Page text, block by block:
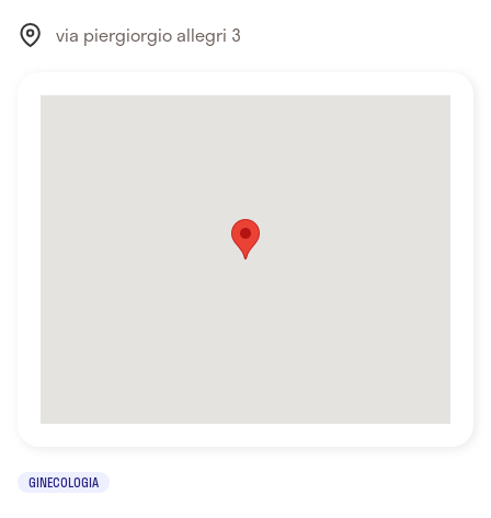
via piergiorgio allegri 3
GINECOLOGIA